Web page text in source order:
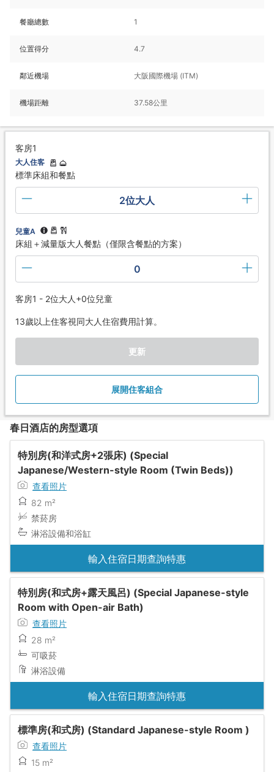
餐廳總數 1
位置得分 4.7
鄰近機場 大阪國際機場 (ITM)
機場距離 37.58公里
客房1
大人住客
標準床組和餐點
2位大人
兒童A
床組＋減量版大人餐點（僅限含餐點的方案）
0
客房1 - 2位大人+0位兒童
13歲以上住客視同大人住宿費用計算。
更新
展開住客組合
春日酒店的房型選項
特別房(和洋式房+2張床) (Special
Japanese/Western-style Room (Twin Beds))
查看照片
82 m²
禁菸房
淋浴設備和浴缸
輸入住宿日期查詢特惠
特別房(和式房+露天風呂) (Special Japanese-style
Room with Open-air Bath)
查看照片
28 m²
可吸菸
淋浴設備
輸入住宿日期查詢特惠
標準房(和式房) (Standard Japanese-style Room )
查看照片
15 m²